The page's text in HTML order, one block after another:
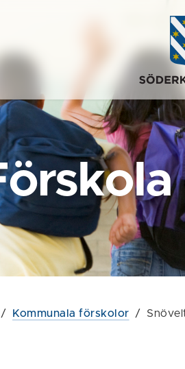
/ Kommunala förskolor /